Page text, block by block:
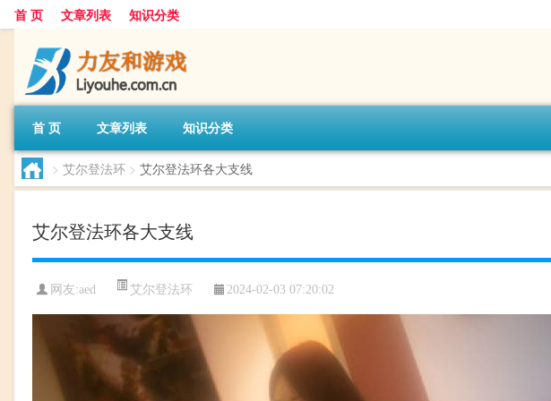
首 页 文章列表 知识分类
首 页 文章列表 知识分类
> 艾尔登法环 > 艾尔登法环各大支线
艾尔登法环各大支线
网友:aed 艾尔登法环 2024-02-03 07:20:02